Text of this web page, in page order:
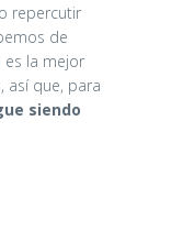
repercutir
de
es la mejor
así que, para
siendo